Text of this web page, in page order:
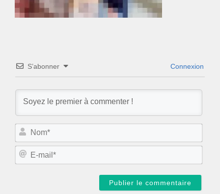
S’abonner Connexion
N
m
E